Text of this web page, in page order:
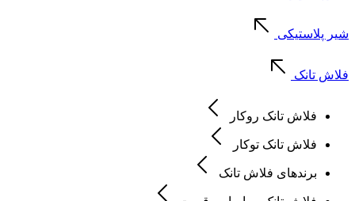
شیر پلاستیکی
فلاش تانک
فلاش تانک روکار
فلاش تانک توکار
برندهای فلاش تانک